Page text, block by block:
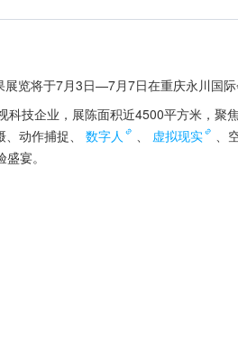
览将于7月3日—7月7日在重庆永川国际
科技企业，展陈面积近4500平方米，聚
动作捕捉、
数字人 、 虚拟现实
、
宴。